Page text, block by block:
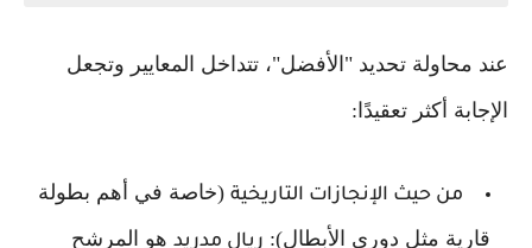
عند محاولة تحديد "الأفضل"، تتداخل المعايير وتجعل
الإجابة أكثر تعقيدًا:
من حيث الإنجازات التاريخية (خاصة في أهم بطولة
قارية مثل دوري الأبطال): ريال مدريد هو المرشح